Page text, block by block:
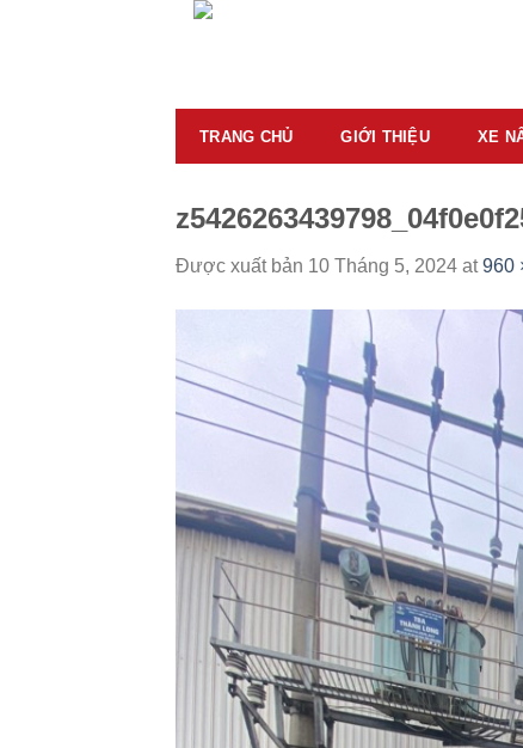
TRANG CHỦ GIỚI THIỆU XE
Được xuất bản 10 Tháng 5, 2024 at960